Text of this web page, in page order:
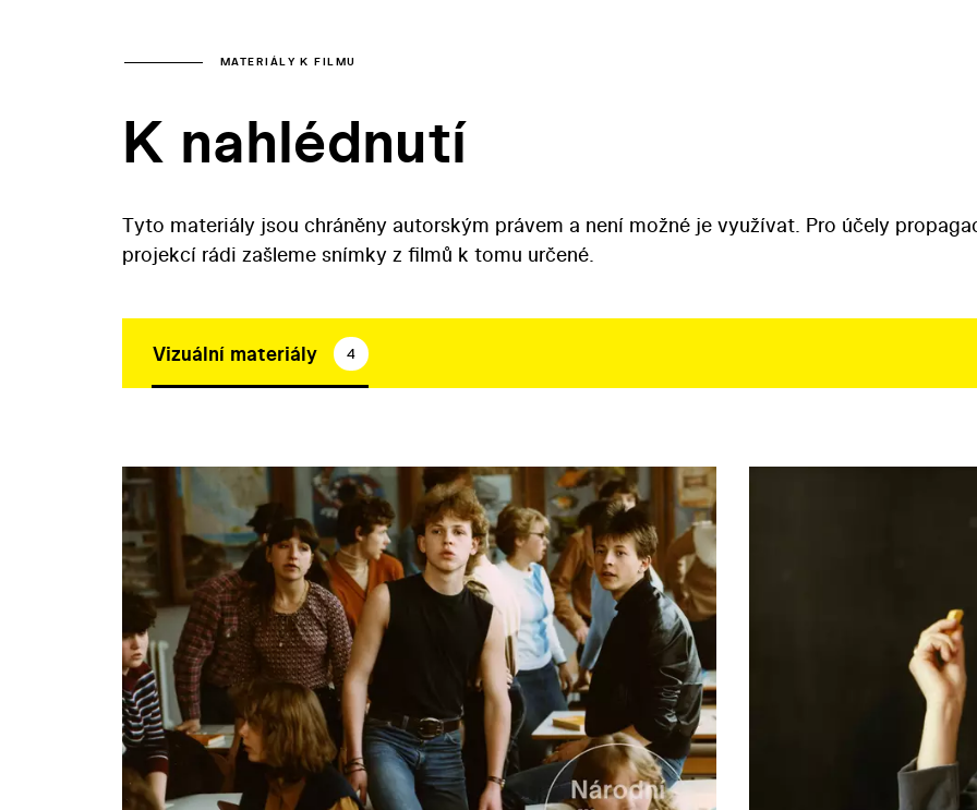
MATERIÁLY K FILMU
K nahlédnutí
Tyto materiály jsou chráněny autorským právem a není možné je využívat. Pro účely
projekcí rádi zašleme snímky z filmů k tomu určené.
Vizuální materiály 4